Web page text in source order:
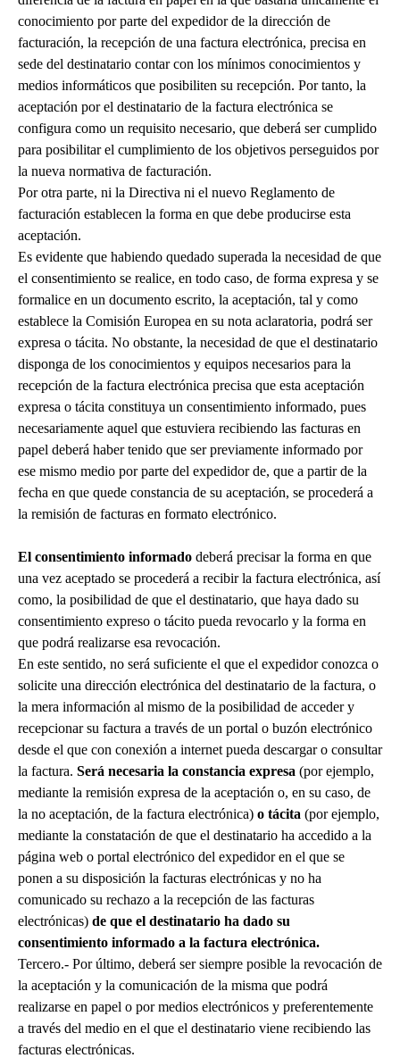
conocimiento por parte del expedidor de la dirección de
facturación, la recepción de una factura electrónica, precisa en
sede del destinatario contar con los mínimos conocimientos y
medios informáticos que posibiliten su recepción. Por tanto, la
aceptación por el destinatario de la factura electrónica se
configura como un requisito necesario, que deberá ser cumplido
para posibilitar el cumplimiento de los objetivos perseguidos por
la nueva normativa de facturación.
Por otra parte, ni la Directiva ni el nuevo Reglamento de
facturación establecen la forma en que debe producirse esta
aceptación.
Es evidente que habiendo quedado superada la necesidad de que
el consentimiento se realice, en todo caso, de forma expresa y se
formalice en un documento escrito, la aceptación, tal y como
establece la Comisión Europea en su nota aclaratoria, podrá ser
expresa o tácita. No obstante, la necesidad de que el destinatario
disponga de los conocimientos y equipos necesarios para la
recepción de la factura electrónica precisa que esta aceptación
expresa o tácita constituya un consentimiento informado, pues
necesariamente aquel que estuviera recibiendo las facturas en
papel deberá haber tenido que ser previamente informado por
ese mismo medio por parte del expedidor de, que a partir de la
fecha en que quede constancia de su aceptación, se procederá a
la remisión de facturas en formato electrónico.
El consentimiento informado deberá precisar la forma en que
una vez aceptado se procederá a recibir la factura electrónica, así
como, la posibilidad de que el destinatario, que haya dado su
consentimiento expreso o tácito pueda revocarlo y la forma en
que podrá realizarse esa revocación.
En este sentido, no será suficiente el que el expedidor conozca o
solicite una dirección electrónica del destinatario de la factura, o
la mera información al mismo de la posibilidad de acceder y
recepcionar su factura a través de un portal o buzón electrónico
desde el que con conexión a internet pueda descargar o consultar
la factura. Será necesaria la constancia expresa (por ejemplo,
mediante la remisión expresa de la aceptación o, en su caso, de
la no aceptación, de la factura electrónica) o tácita (por ejemplo,
mediante la constatación de que el destinatario ha accedido a la
página web o portal electrónico del expedidor en el que se
ponen a su disposición la facturas electrónicas y no ha
comunicado su rechazo a la recepción de las facturas
electrónicas) de que el destinatario ha dado su
consentimiento informado a la factura electrónica.
Tercero.- Por último, deberá ser siempre posible la revocación de
la aceptación y la comunicación de la misma que podrá
realizarse en papel o por medios electrónicos y preferentemente
a través del medio en el que el destinatario viene recibiendo las
facturas electrónicas.